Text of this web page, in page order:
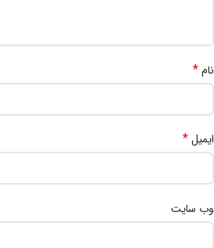
نام*
ایمیل*
وب‌ سایت